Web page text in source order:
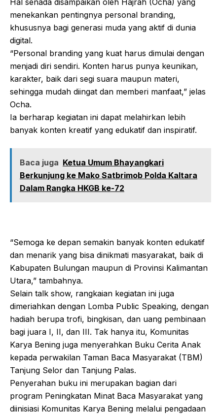
menekankan pentingnya personal branding,
khususnya bagi generasi muda yang aktif di dunia
digital.
“Personal branding yang kuat harus dimulai dengan
menjadi diri sendiri. Konten harus punya keunikan,
karakter, baik dari segi suara maupun materi,
sehingga mudah diingat dan memberi manfaat,” jelas
Ocha.
Ia berharap kegiatan ini dapat melahirkan lebih
banyak konten kreatif yang edukatif dan inspiratif.
Baca juga Ketua Umum Bhayangkari
Berkunjung ke Mako Satbrimob Polda Kaltara
Dalam Rangka HKGB ke-72
“Semoga ke depan semakin banyak konten edukatif
dan menarik yang bisa dinikmati masyarakat, baik di
Kabupaten Bulungan maupun di Provinsi Kalimantan
Utara,” tambahnya.
Selain talk show, rangkaian kegiatan ini juga
dimeriahkan dengan Lomba Public Speaking, dengan
hadiah berupa trofi, bingkisan, dan uang pembinaan
bagi juara I, II, dan III. Tak hanya itu, Komunitas
Karya Bening juga menyerahkan Buku Cerita Anak
kepada perwakilan Taman Baca Masyarakat (TBM)
Tanjung Selor dan Tanjung Palas.
Penyerahan buku ini merupakan bagian dari
program Peningkatan Minat Baca Masyarakat yang
diinisiasi Komunitas Karya Bening melalui pengadaan